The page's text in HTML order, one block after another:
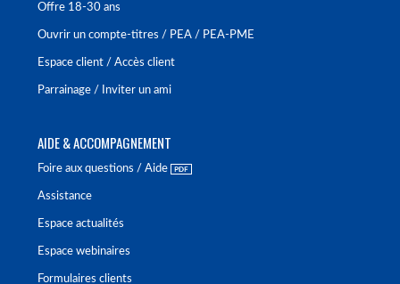
Offre 18-30 ans
Ouvrir un compte-titres / PEA / PEA-PME
Espace client / Accès client
Parrainage / Inviter un ami
AIDE & ACCOMPAGNEMENT
Foire aux questions / Aide
Assistance
Espace actualités
Espace webinaires
Formulaires clients